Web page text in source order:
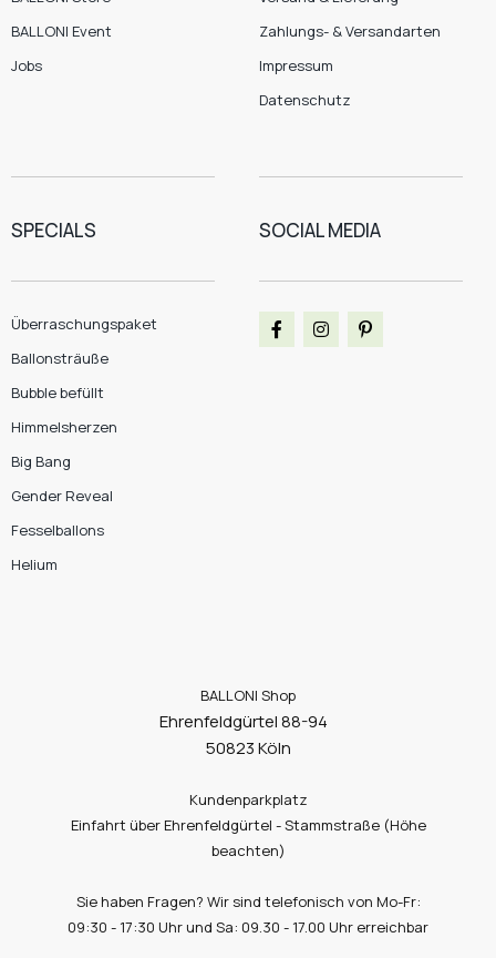
BALLONI Event
Jobs
Zahlungs- & Versandarten
Impressum
Datenschutz
SPECIALS
Überraschungspaket
Ballonsträuße
Bubble befüllt
Himmelsherzen
Big Bang
Gender Reveal
Fesselballons
Helium
SOCIAL MEDIA
BALLONI Shop
Ehrenfeldgürtel 88-94
50823 Köln
Kundenparkplatz
Einfahrt über Ehrenfeldgürtel - Stammstraße (Höhe
beachten)
Sie haben Fragen? Wir sind telefonisch von Mo-Fr:
09:30 - 17:30 Uhr und Sa: 09.30 - 17.00 Uhr erreichbar